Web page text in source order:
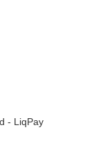
- LiqPay